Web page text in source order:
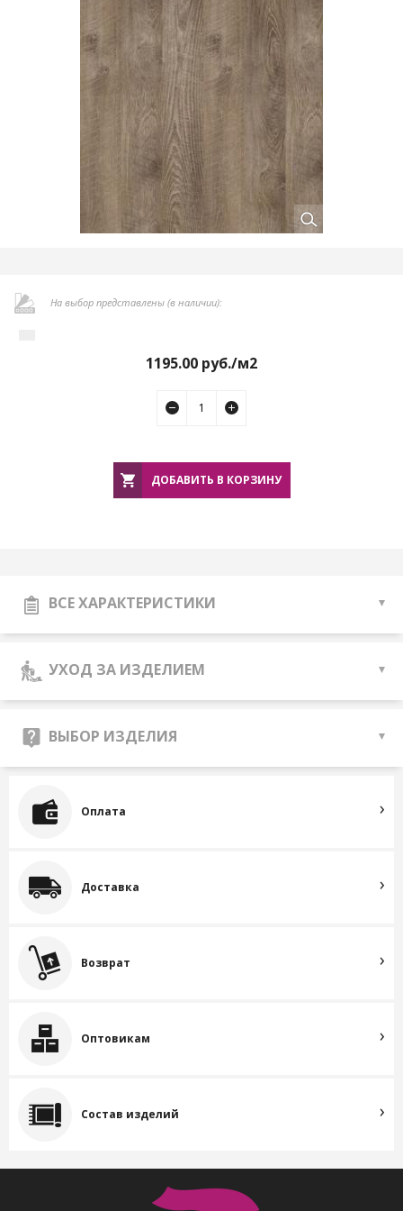
На выбор представлены (в наличии):
1195.00 руб./м2
ДОБАВИТЬ В КОРЗИНУ
ВСЕ ХАРАКТЕРИСТИКИ
УХОД ЗА ИЗДЕЛИЕМ
ВЫБОР ИЗДЕЛИЯ
Оплата
Доставка
Возврат
Оптовикам
Состав изделий